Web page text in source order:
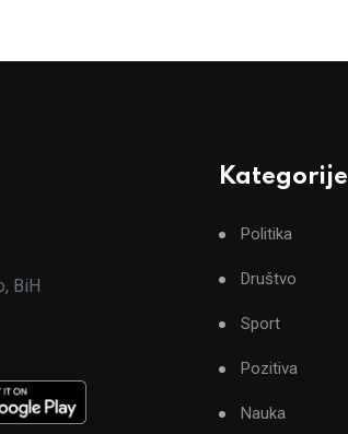
BiH
Kategorije
Politika
Društvo
Sport
Pozitiva
Nauka